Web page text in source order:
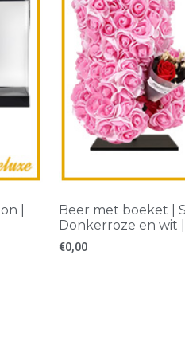
|
Beer met boeket |
Donkerroze en wit
€0,00